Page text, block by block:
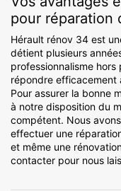
pour réparation
Hérault rénov 34 est
détient plusieurs
professionnalisme
répondre efficacement
Pour assurer la bonne
à notre disposition du
compétent. Nous
effectuer une
et même une
contacter pour nous